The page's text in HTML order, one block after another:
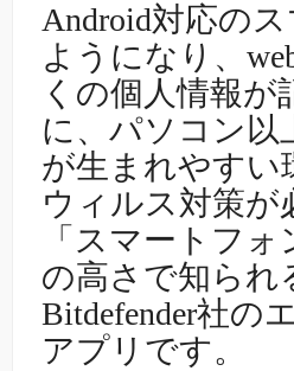
Android対応の
ようになり、
くの個人情報
に、パソコン以
が生まれやすい
ウィルス対策が
「スマートフ
の高さで知られ
Bitdefender社の
アプリです。